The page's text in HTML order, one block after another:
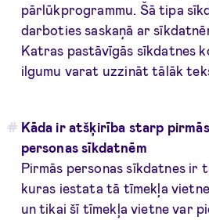
pārlūkprogrammu. Šā tipa
darboties saskaņā ar
Katras pastāvīgās sīkdatnes
ilgumu varat uzzināt tālāk
Kāda ir atšķirība starp
personas sīkdatnēm
Pirmās personas sīkdatnes ir
kuras iestata tā tīmekļa
un tikai šī tīmekļa vietne var